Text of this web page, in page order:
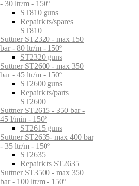
- 30 ltr/m - 150º
ST810 guns
Repairkits/spares
ST810
Suttner ST2320 - max 150
bar - 80 ltr/m - 150º
ST2320 guns
Suttner ST2600 - max 350
bar - 45 ltr/m - 150º
ST2600 guns
Repairkits/parts
ST2600
Suttner ST2615 - 350 bar -
45 l/min - 150º
ST2615 guns
Suttner ST2635- max 400 bar
- 35 ltr/m - 150º
ST2635
Repairkits ST2635
Suttner ST3500 - max 350
bar - 100 ltr/m - 150º